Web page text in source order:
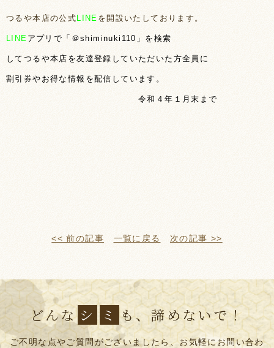
つるや本店の公式 LINE を開設いたしております。
LINE アプリで「＠shiminuki110」を検索
してつるや本店を友達登録していただいた方全員に
割引券やお得な情報を配信しています。
令和４年１月末まで
<< 前の記事 一覧に戻る 次の記事 >>
どんな シ ミ も、諦めないで！
ご不明な点やご質問がございましたら、お気軽にお問い合わ